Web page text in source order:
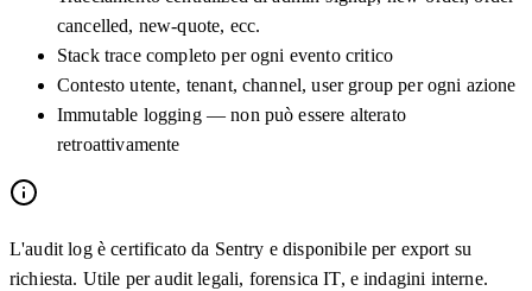
cancelled, new-quote, ecc.
Stack trace completo per ogni evento critico
Contesto utente, tenant, channel, user group per ogni azione
Immutable logging — non può essere alterato
retroattivamente
L'audit log è certificato da Sentry e disponibile per export su
richiesta. Utile per audit legali, forensica IT, e indagini interne.